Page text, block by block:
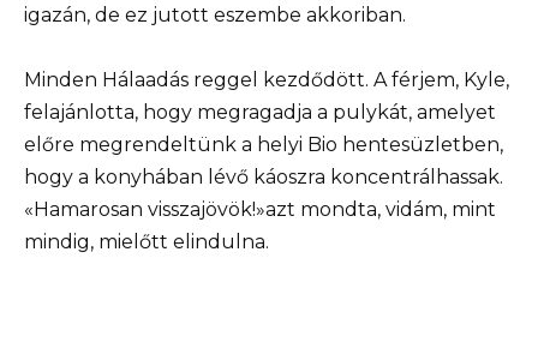
igazán, de ez jutott eszembe akkoriban.
Minden Hálaadás reggel kezdődött. A férjem, Kyle,
felajánlotta, hogy megragadja a pulykát, amelyet
előre megrendeltünk a helyi Bio hentesüzletben,
hogy a konyhában lévő káoszra koncentrálhassak.
«Hamarosan visszajövök!»azt mondta, vidám, mint
mindig, mielőtt elindulna.